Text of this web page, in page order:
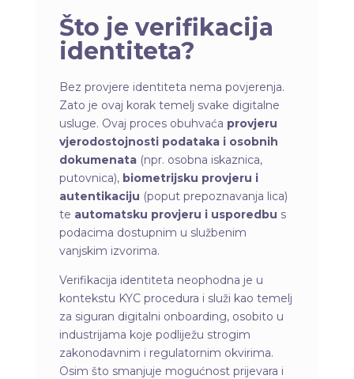
Što je verifikacija
identiteta?
Bez provjere identiteta nema povjerenja.
Zato je ovaj korak temelj svake digitalne
usluge. Ovaj proces obuhvaća provjeru
vjerodostojnosti podataka i osobnih
dokumenata(npr. osobna iskaznica,
putovnica), biometrijsku provjeru i
autentikaciju (poput prepoznavanja lica)
te automatsku provjeru i usporedbu s
podacima dostupnim u službenim
vanjskim izvorima.
Verifikacija identiteta neophodna je u
kontekstu KYC procedura i služi kao temelj
za siguran digitalni onboarding, osobito u
industrijama koje podliježu strogim
zakonodavnim i regulatornim okvirima.
Osim što smanjuje mogućnost prijevara i